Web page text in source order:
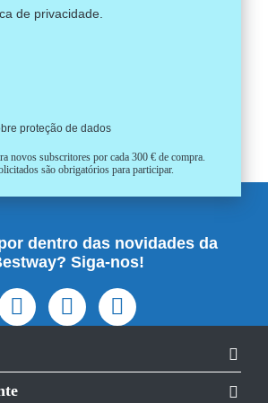
de privacidade.
proteção de dados
novos subscritores por cada 300 € de compra.
são obrigatórios para participar.
dentro das novidades da
Siga-nos!